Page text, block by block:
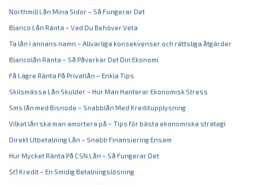
Northmill Lån Mina Sidor – Så Fungerar Det
Blanco Lån Ränta – Vad Du Behöver Veta
Ta lån i annans namn – Allvarliga konsekvenser och rättsliga åtgärder
Blancolån Ränta – Så Påverkar Det Din Ekonomi
Få Lägre Ränta På Privatlån – Enkla Tips
Skilsmässa Lån Skulder – Hur Man Hanterar Ekonomisk Stress
Sms lån med Bisnode – Snabblån Med Kreditupplysning
Vilket lån ska man amortera på – Tips för bästa ekonomiska strategi
Direkt Utbetalning Lån – Snabb Finansiering Ensam
Hur Mycket Ränta På CSN Lån – Så Fungerar Det
St1 Kredit – En Smidig Betalningslösning